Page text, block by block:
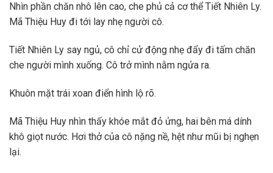
Nhìn phần chăn nhô lên cao, che phủ cả cơ thể Tiết Nhiên Ly.
Mã Thiệu Huy đi tới lay nhẹ người cô.
Tiết Nhiên Ly say ngủ, cô chỉ cử động nhẹ đẩy đi tấm chăn
che người mình xuống. Cô trở mình nằm ngửa ra.
Khuôn mặt trái xoan điển hình lộ rõ.
Mã Thiệu Huy nhìn thấy khóe mắt đỏ ửng, hai bên má dính
khô giọt nước. Hơi thở của cô nặng nề, hệt như mũi bị nghẹn
lại.